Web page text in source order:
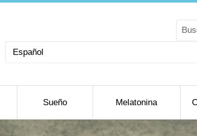
Elegir
Sueño Melatonina